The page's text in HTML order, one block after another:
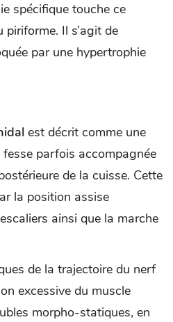
spécifique touche ce
piriforme. Il s’agit de
par une hypertrophie
est décrit comme une
parfois accompagnée
de la cuisse. Cette
la position assise
ainsi que la marche
de la trajectoire du nerf
excessive du muscle
morpho-statiques, en